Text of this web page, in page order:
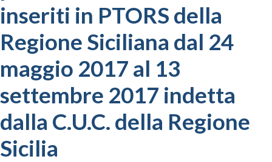
inseriti in PTORS della
Regione Siciliana dal 24
maggio 2017 al 13
settembre 2017 indetta
dalla C.U.C. della Regione
Sicilia